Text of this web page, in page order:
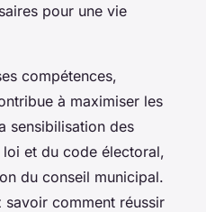
pour une vie
compétences,
à maximiser les
sensibilisation des
et du code électoral,
du conseil municipal.
savoir comment réussir